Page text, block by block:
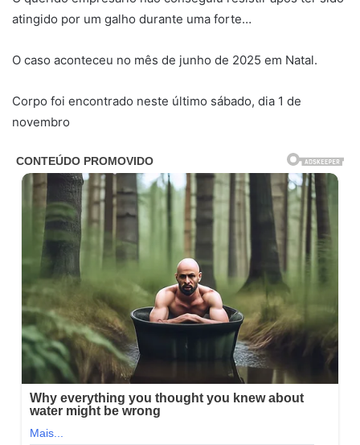
atingido por um galho durante uma forte…
O caso aconteceu no mês de junho de 2025 em Natal.
Corpo foi encontrado neste último sábado, dia 1 de
novembro